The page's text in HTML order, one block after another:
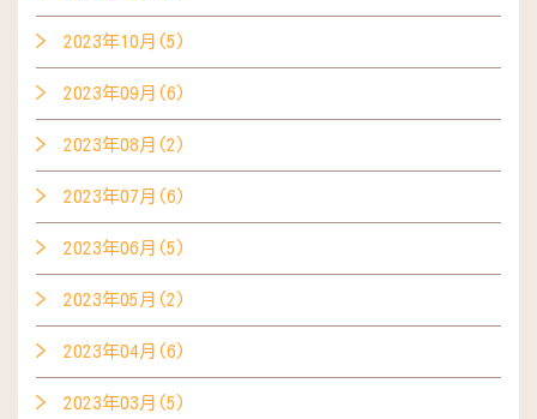
2023年10月(5)
2023年09月(6)
2023年08月(2)
2023年07月(6)
2023年06月(5)
2023年05月(2)
2023年04月(6)
2023年03月(5)